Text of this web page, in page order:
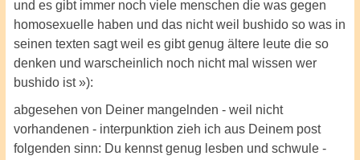
und es gibt immer noch viele menschen die was gegen
homosexuelle haben und das nicht weil bushido so was in
seinen texten sagt weil es gibt genug ältere leute die so
denken und warscheinlich noch nicht mal wissen wer
bushido ist »):
abgesehen von Deiner mangelnden - weil nicht
vorhandenen - interpunktion zieh ich aus Deinem post
folgenden sinn: Du kennst genug lesben und schwule -